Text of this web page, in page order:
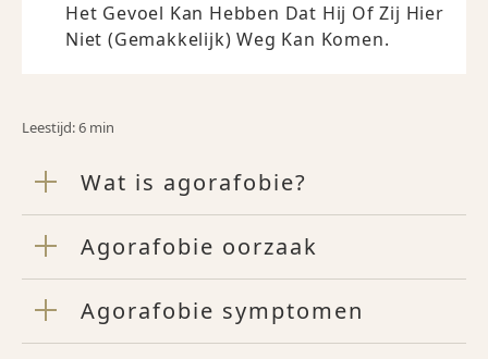
Het Gevoel Kan Hebben Dat Hij Of Zij Hier
Niet (gemakkelijk) Weg Kan Komen.
Leestijd: 6 min
Wat is agorafobie?
Agorafobie oorzaak
Agorafobie symptomen